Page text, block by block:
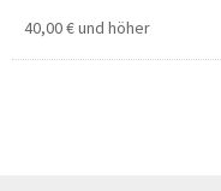
40,00 €und höher